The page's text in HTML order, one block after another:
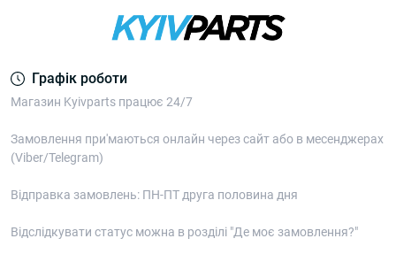
Графік роботи
Магазин Kyivparts працює 24/7
Замовлення при'маються онлайн через сайт або в месенджерах
(Viber/Telegram)
Відправка замовлень: ПН-ПТ друга половина дня
Відслідкувати статус можна в розділі "Де моє замовлення?"